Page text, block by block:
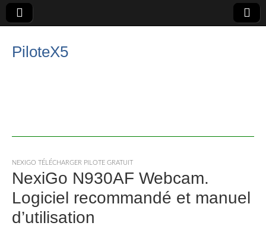
PiloteX5
NEXIGO TÉLÉCHARGER PILOTE GRATUIT
NexiGo N930AF Webcam.
Logiciel recommandé et manuel
d’utilisation